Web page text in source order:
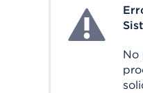
System Error
No